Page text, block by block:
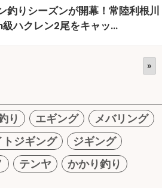
釣りシーズンが開幕！常陸利根川
ハクレン2尾をキャッ…
»
り エギング
メバリング
トジギング
ジギング
テンヤ
かかり釣り